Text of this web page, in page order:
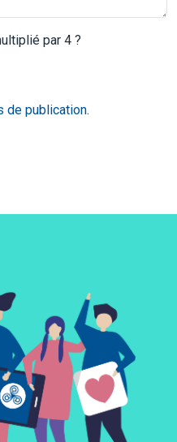
par 4 ?
de publication.